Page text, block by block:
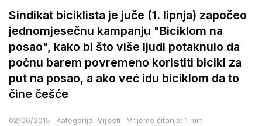
Sindikat biciklista je juče (1. lipnja) započeo
jednomjesečnu kampanju "Biciklom na
posao", kako bi što više ljudi potaknulo da
počnu barem povremeno koristiti bicikl za
put na posao, a ako već idu biciklom da to
čine češće
02/06/2015 Kategorija: Vijesti Vrijeme čitanja: 1 min